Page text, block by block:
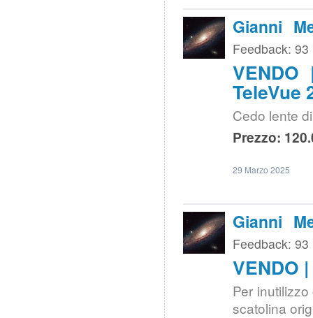
Gianni
Feedback: 93
TeleVue
Cedo lente
Prezzo:
29 Marzo 2025
Gianni
Feedback: 93
VENDO
Per
scatolina